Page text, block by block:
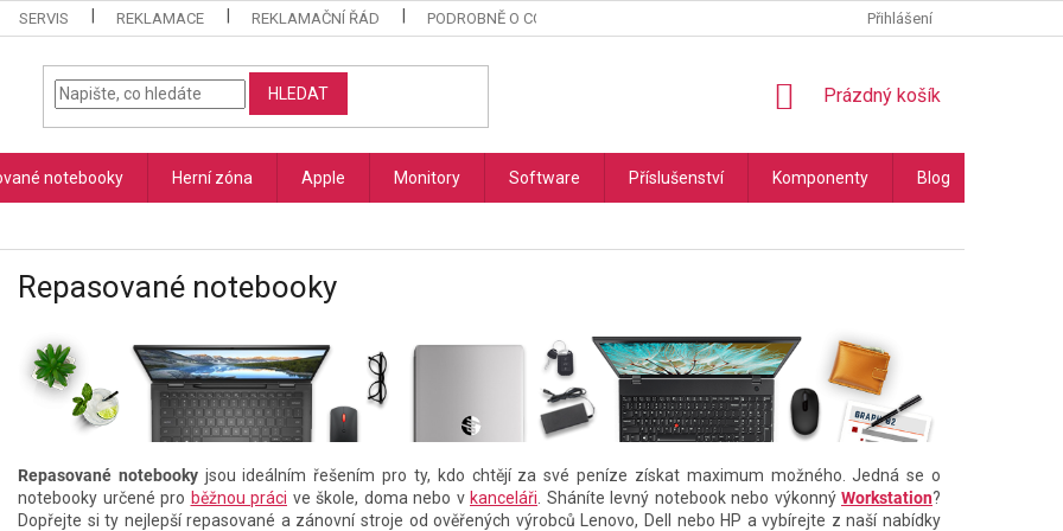
SERVIS REKLAMACE REKLAMAČNÍ ŘÁD PODROBNĚ O COOKIES PODMÍNKY OCHRANY OSOBNÍCH ÚDAJŮ
Přihlášení
HLEDAT
NÁKUPNÍ
Prázdný košík
notebooky Herní zóna Apple Monitory Software Příslušenství Komponenty Blog
Repasované notebooky
Repasované notebookyjsou ideálním řešením pro ty, kdo chtějí za své peníze získat maximum možného. Jedná se o
notebooky určené pro běžnou práci ve škole, doma nebo v kanceláři. Sháníte levný notebook nebo výkonný Workstation?
Dopřejte si ty nejlepší repasované a zánovní stroje od ověřených výrobců Lenovo, Dell nebo HP a vybírejte z naší nabídky